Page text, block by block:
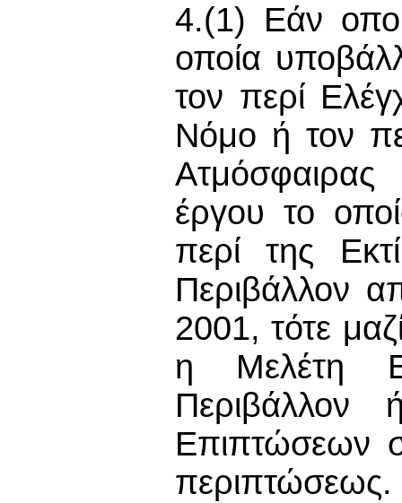
4.(1) Εάν
οποία
τον περί
Νόμο ή τον
Ατμόσφαιρας
έργου το
περί της
Περιβάλλον
2001, τότε
η Μελέτη
Περιβάλλον
Επιπτώσεων
περιπτώσεως.